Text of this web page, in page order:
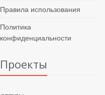
Правила использования
Политика
конфиденциальности
Проекты